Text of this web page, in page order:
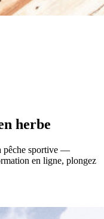
herbe
pêche sportive —
en ligne, plongez